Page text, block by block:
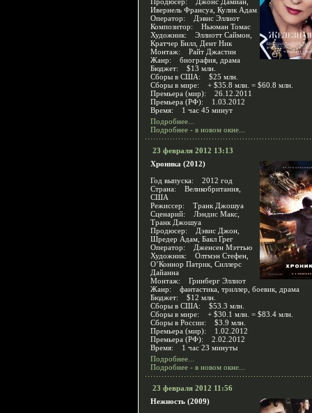
Ивернель Франсуа, Кулик Адам
Оператор: Дэвис Эллиот
Композитор: Ньюман Томас
Художник: Эллиотт Саймон,
Кратчер Билл, Дент Ник
Монтаж: Райт Джастин
Жанр: биография, драма
Бюджет: $13 млн.
Сборы в США: $25 млн.
Сборы в мире: + $35.8 млн. = $60.8 млн.
Премьера (мир): 26.12.2011
Премьера (РФ): 1.03.2012
Время: 1 час 45 минут
Подробнее...
Подробнее - в новом окне...
23 февраля 2012 13:13
Хроника (2012)
Год выпуска: 2012 год
Страна: Великобритания,
США
Режиссер: Транк Джошуа
Сценарий: Лэндис Макс,
Транк Джошуа
Продюсер: Дэвис Джон,
Шредер Адам, Бакл Грег
Оператор: Дженсен Мэттью
Художник: Олтмэн Стефен,
О’Коннор Патрик, Силлерс
Дайанна
Монтаж: Гринберг Эллиот
Жанр: фантастика, триллер, боевик, драма
Бюджет: $12 млн.
Сборы в США: $53.3 млн.
Сборы в мире: + $30.1 млн. = $83.4 млн.
Сборы в России: $3.9 млн.
Премьера (мир): 1.02.2012
Премьера (РФ): 2.02.2012
Время: 1 час 23 минуты
Подробнее...
Подробнее - в новом окне...
23 февраля 2012 11:56
Нежность (2009)